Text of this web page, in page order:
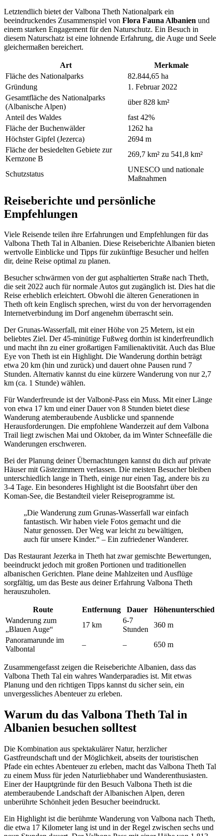
Letztendlich bietet der Valbona Theth Nationalpark ein
beeindruckendes Zusammenspiel von Flora Fauna Albanien und
einem starken Engagement für den Naturschutz. Ein Besuch in
diesem Naturschatz ist eine lohnende Erfahrung, die Auge und Seele
gleichermaßen bereichert.
Art
Merkmale
Fläche des Nationalparks
82.844,65 ha
Gründung
1. Februar 2022
Gesamtfläche des Nationalparks
(Albanische Alpen)
über 828 km²
Anteil des Waldes
fast 42%
Fläche der Buchenwälder
1262 ha
Höchster Gipfel (Jezerca)
2694 m
Fläche der besiedelten Gebiete zur
Kernzone B
269,7 km² zu 541,8 km²
Schutzstatus
UNESCO und nationale
Maßnahmen
Reiseberichte und persönliche
Empfehlungen
Viele Reisende teilen ihre Erfahrungen und Empfehlungen für das
Valbona Theth Tal in Albanien. Diese Reiseberichte Albanien bieten
wertvolle Einblicke und Tipps für zukünftige Besucher und helfen
dir, deine Reise optimal zu planen.
Besucher schwärmen von der gut asphaltierten Straße nach Theth,
die seit 2022 auch für normale Autos gut zugänglich ist. Dies hat die
Reise erheblich erleichtert. Obwohl die älteren Generationen in
Theth oft kein Englisch sprechen, wirst du von der hervorragenden
Internetverbindung im Dorf angenehm überrascht sein.
Der Grunas-Wasserfall, mit einer Höhe von 25 Metern, ist ein
beliebtes Ziel. Der 45-minütige Fußweg dorthin ist kinderfreundlich
und macht ihn zu einer großartigen Familienaktivität. Auch das Blue
Eye von Theth ist ein Highlight. Die Wanderung dorthin beträgt
etwa 20 km (hin und zurück) und dauert ohne Pausen rund 7
Stunden. Alternativ kannst du eine kürzere Wanderung von nur 2,7
km (ca. 1 Stunde) wählen.
Für Wanderfreunde ist der Valbonë-Pass ein Muss. Mit einer Länge
von etwa 17 km und einer Dauer von 8 Stunden bietet diese
Wanderung atemberaubende Ausblicke und spannende
Herausforderungen. Die empfohlene Wanderzeit auf dem Valbona
Trail liegt zwischen Mai und Oktober, da im Winter Schneefälle die
Wanderungen erschweren.
Bei der Planung deiner Übernachtungen kannst du dich auf private
Häuser mit Gästezimmern verlassen. Die meisten Besucher bleiben
unterschiedlich lange in Theth, einige nur einen Tag, andere bis zu
3-4 Tage. Ein besonderes Highlight ist die Bootsfahrt über den
Koman-See, die Bestandteil vieler Reiseprogramme ist.
„Die Wanderung zum Grunas-Wasserfall war einfach
fantastisch. Wir haben viele Fotos gemacht und die
Natur genossen. Der Weg war leicht zu bewältigen,
auch für unsere Kinder.“ – Ein zufriedener Wanderer.
Das Restaurant Jezerka in Theth hat zwar gemischte Bewertungen,
beeindruckt jedoch mit großen Portionen und traditionellen
albanischen Gerichten. Plane deine Mahlzeiten und Ausflüge
sorgfältig, um das Beste aus deiner Erfahrung Valbona Theth
herauszuholen.
Route Entfernung Dauer
Höhenunterschied
Wanderung zum
„Blauen Auge“
17 km
6-7
Stunden
360 m
Panoramarunde im
Valbontal
– – 650 m
Zusammengefasst zeigen die Reiseberichte Albanien, dass das
Valbona Theth Tal ein wahres Wanderparadies ist. Mit etwas
Planung und den richtigen Tipps kannst du sicher sein, ein
unvergessliches Abenteuer zu erleben.
Warum du das Valbona Theth Tal in
Albanien besuchen solltest
Die Kombination aus spektakulärer Natur, herzlicher
Gastfreundschaft und der Möglichkeit, abseits der touristischen
Pfade ein echtes Abenteuer zu erleben, macht das Valbona Theth Tal
zu einem Muss für jeden Naturliebhaber und Wanderenthusiasten.
Einer der Hauptgründe für den Besuch Valbona Theth ist die
atemberaubende Landschaft der Albanischen Alpen, deren
unberührte Schönheit jeden Besucher beeindruckt.
Ein Highlight ist die berühmte Wanderung von Valbona nach Theth,
die etwa 17 Kilometer lang ist und in der Regel zwischen sechs und